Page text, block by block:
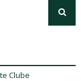
Clube